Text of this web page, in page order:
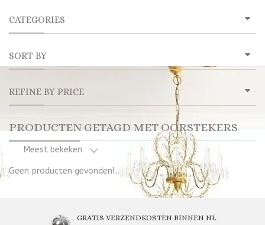
CATEGORIES
SORT BY
REFINE BY PRICE
PRODUCTEN GETAGD MET OORSTEKERS
Meest bekeken
Geen producten gevonden!...
GRATIS VERZENDKOSTEN BINNEN NL